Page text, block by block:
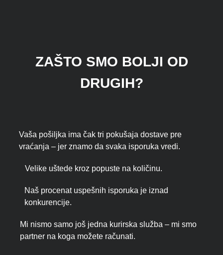
ZAŠTO SMO BOLJI OD
DRUGIH?
Vaša pošiljka ima čak tri pokušaja dostave pre
vraćanja – jer znamo da svaka isporuka vredi.
Velike uštede kroz popuste na količinu.
Naš procenat uspešnih isporuka je iznad
konkurencije.
Mi nismo samo još jedna kurirska služba – mi smo
partner na koga možete računati.